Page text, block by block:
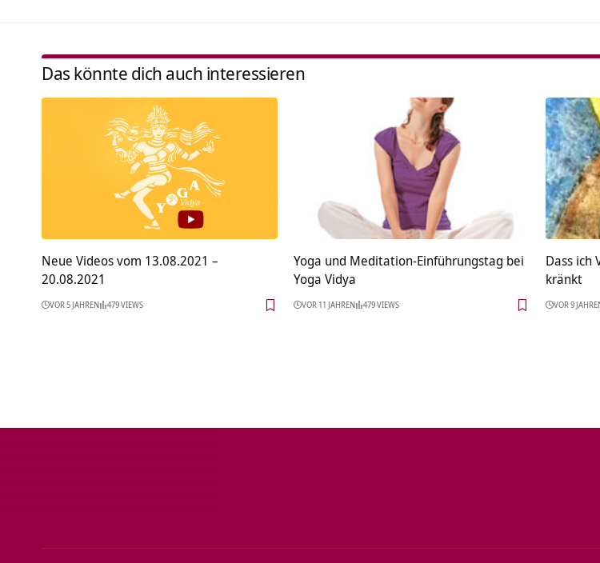
Das könnte dich auch interessieren
Neue Videos vom 13.08.2021 –
20.08.2021
VOR 5 JAHREN 479 VIEWS
Yoga und Meditation-Einführungstag bei
Yoga Vidya
VOR 11 JAHREN 479 VIEWS
Dass ich
kränkt
VOR 9